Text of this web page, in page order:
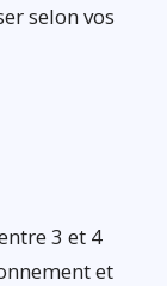
selon vos
3 et 4
et